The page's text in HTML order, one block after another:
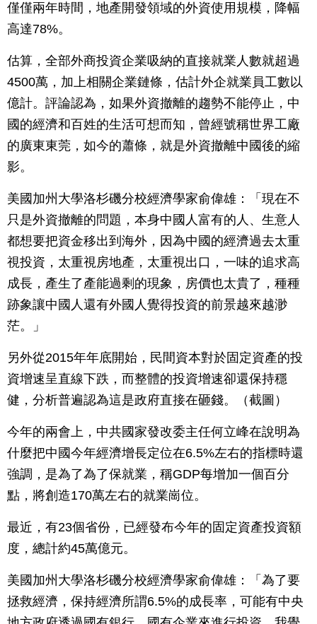
僅僅兩年時間，地產開發領域的外資使用規模，降幅
高達78%。
估算，全部外商投資企業吸納的直接就業人數就超過
4500萬，加上相關企業鏈條，估計外企就業員工數以
億計。評論認為，如果外資撤離的趨勢不能停止，中
國的經濟和百姓的生活可想而知，曾經號稱世界工廠
的廣東東莞，如今的蕭條，就是外資撤離中國後的縮
影。
美國加州大學洛杉磯分校經濟學家俞偉雄：「現在不
只是外資撤離的問題，本身中國人富有的人、生意人
都想要把資金移出到海外，因為中國的經濟過去太重
視投資，太重視房地產，太重視出口，一味的追求高
成長，產生了產能過剩的現象，房價也太貴了，種種
跡象讓中國人還有外國人覺得投資的前景越來越渺
茫。」
另外從2015年年底開始，民間資本對於固定資產的投
資增速呈直線下跌，而整體的投資增速卻還保持穩
健，分析普遍認為這是政府直接在砸錢。（截圖）
今年的兩會上，中共國家發改委主任何立峰在說明為
什麼把中國今年經濟增長定位在6.5%左右的指標時還
強調，是為了為了保就業，稱GDP每增加一個百分
點，將創造170萬左右的就業崗位。
最近，有23個省份，已經發布今年的固定資產投資額
度，總計約45萬億元。
美國加州大學洛杉磯分校經濟學家俞偉雄：「為了要
拯救經濟，保持經濟所謂6.5%的成長率，可能有中央